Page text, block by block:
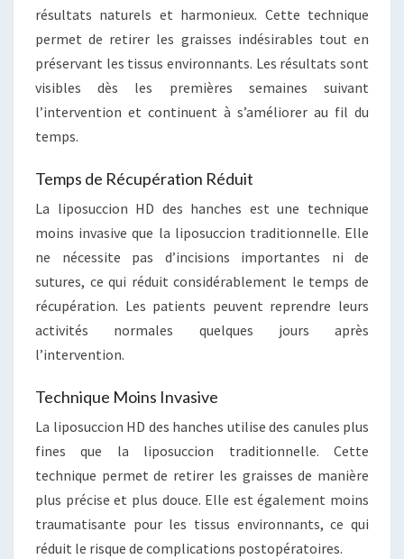
résultats naturels et harmonieux. Cette technique
permet de retirer les graisses indésirables tout en
préservant les tissus environnants. Les résultats sont
visibles dès les premières semaines suivant
l’intervention et continuent à s’améliorer au fil du
temps.
Temps de Récupération Réduit
La liposuccion HD des hanches est une technique
moins invasive que la liposuccion traditionnelle. Elle
ne nécessite pas d’incisions importantes ni de
sutures, ce qui réduit considérablement le temps de
récupération. Les patients peuvent reprendre leurs
activités normales quelques jours après
l’intervention.
Technique Moins Invasive
La liposuccion HD des hanches utilise des canules plus
fines que la liposuccion traditionnelle. Cette
technique permet de retirer les graisses de manière
plus précise et plus douce. Elle est également moins
traumatisante pour les tissus environnants, ce qui
réduit le risque de complications postopératoires.